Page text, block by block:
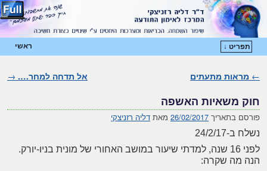
ראשי
תפריט ↓
ניווט בפוסטים
← מראות מתעתים אל תדחה למחר…. →
חוק משאיות האשפה
פורסם בתאריך 26/02/2017 מאת דליה רזניצקי
נשלח ב-24/2/17
לפני 16 שנה, למדתי שיעור במושב האחורי של מונית בניו-יורק.
הנה מה שקרה: